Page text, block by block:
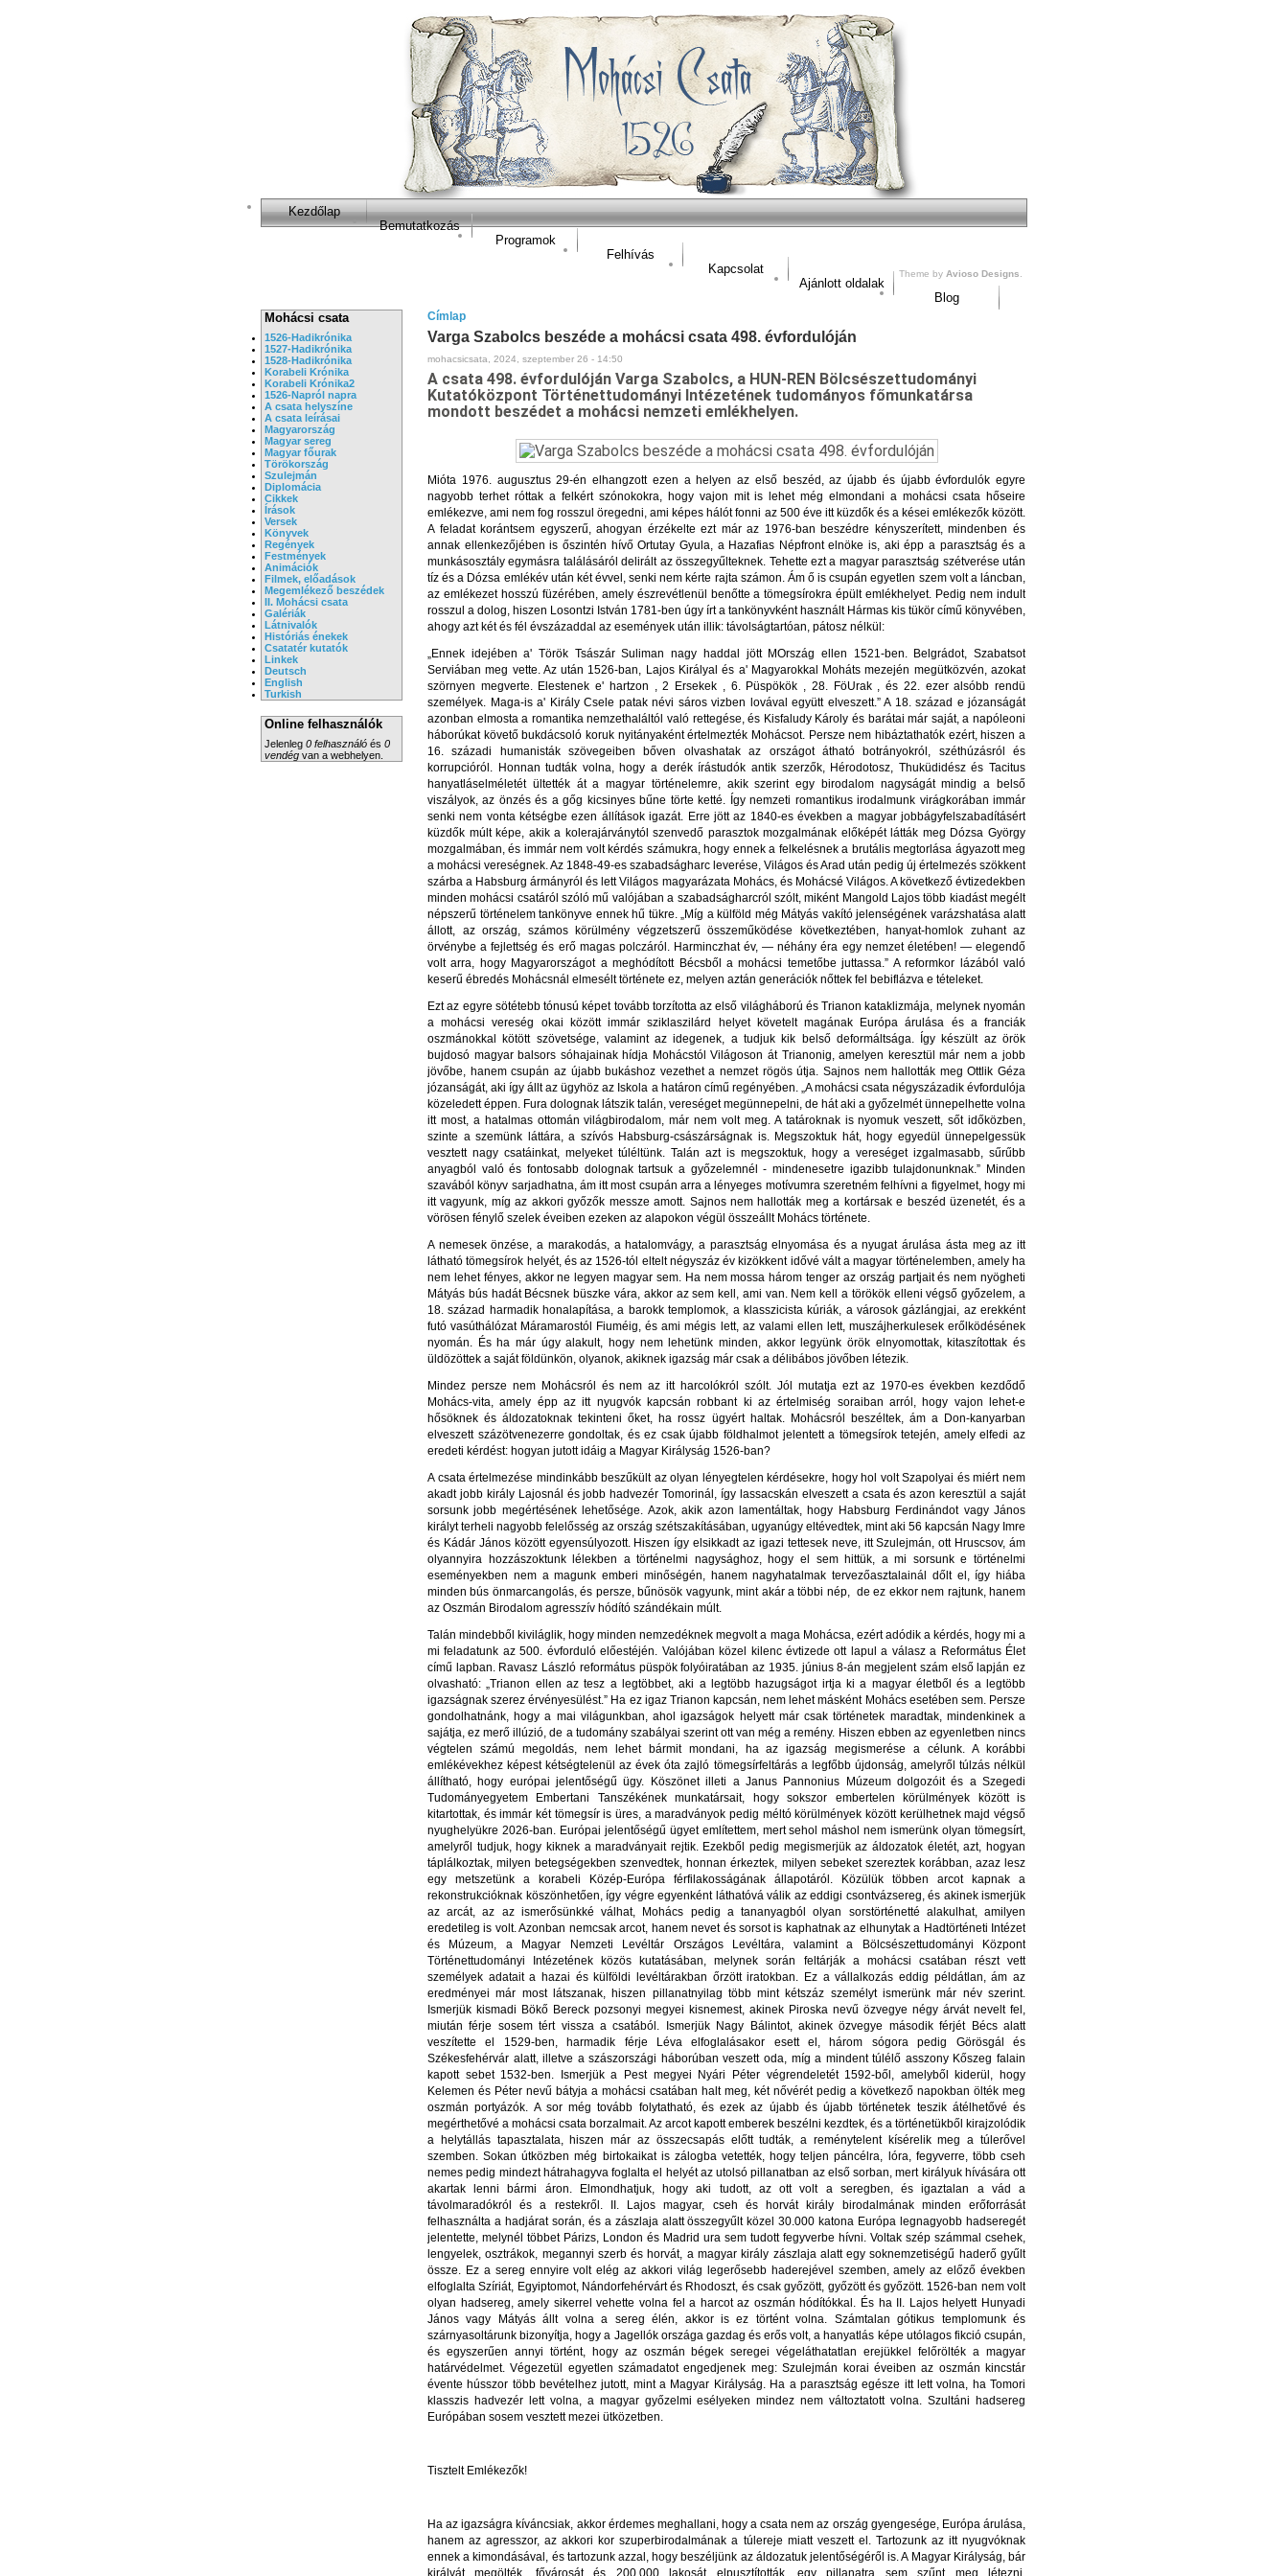
Kezdőlap
Bemutatkozás
Programok
Felhívás
Kapcsolat
Ajánlott oldalak
Blog
Mohácsi csata
1526-Hadikrónika
1527-Hadikrónika
1528-Hadikrónika
Korabeli Krónika
Korabeli Krónika2
1526-Napról napra
A csata helyszíne
A csata leírásai
Magyarország
Magyar sereg
Magyar főurak
Törökország
Szulejmán
Diplomácia
Cikkek
Írások
Versek
Könyvek
Regények
Festmények
Animációk
Filmek, előadások
Megemlékező beszédek
II. Mohácsi csata
Galériák
Látnivalók
Históriás énekek
Csatatér kutatók
Linkek
Deutsch
English
Turkish
Online felhasználók
Jelenleg 0 felhasználó és 0
vendég van a webhelyen.
Címlap
Varga Szabolcs beszéde a mohácsi csata 498. évfordulóján
mohacsicsata, 2024, szeptember 26 - 14:50
A csata 498. évfordulóján Varga Szabolcs, a HUN-REN Bölcsészettudományi
Kutatóközpont Történettudományi Intézetének tudományos főmunkatársa
mondott beszédet a mohácsi nemzeti emlékhelyen.
Mióta 1976. augusztus 29-én elhangzott ezen a helyen az első beszéd, az újabb és újabb évfordulók egyre
nagyobb terhet róttak a felkért szónokokra, hogy vajon mit is lehet még elmondani a mohácsi csata hőseire
emlékezve, ami nem fog rosszul öregedni, ami képes hálót fonni az 500 éve itt küzdők és a kései emlékezők között.
A feladat korántsem egyszerű, ahogyan érzékelte ezt már az 1976-ban beszédre kényszerített, mindenben és
annak ellenkezőjében is őszintén hívő Ortutay Gyula, a Hazafias Népfront elnöke is, aki épp a parasztság és a
munkásosztály egymásra találásáról delirált az összegyűlteknek. Tehette ezt a magyar parasztság szétverése után
tíz és a Dózsa emlékév után két évvel, senki nem kérte rajta számon. Ám ő is csupán egyetlen szem volt a láncban,
az emlékezet hosszú füzérében, amely észrevétlenül benőtte a tömegsírokra épült emlékhelyet. Pedig nem indult
rosszul a dolog, hiszen Losontzi István 1781-ben úgy írt a tankönyvként használt Hármas kis tükör című könyvében,
ahogy azt két és fél évszázaddal az események után illik: távolságtartóan, pátosz nélkül:
„Ennek idejében a' Török Tsászár Suliman nagy haddal jött MOrszág ellen 1521-ben. Belgrádot, Szabatsot
Serviában meg vette. Az után 1526-ban, Lajos Királyal és a' Magyarokkal Moháts mezején megütközvén, azokat
szörnyen megverte. Elestenek e' hartzon , 2 Ersekek , 6. Püspökök , 28. FöUrak , és 22. ezer alsóbb rendü
személyek. Maga-is a' Király Csele patak névi sáros vizben lovával együtt elveszett.” A 18. század e józanságát
azonban elmosta a romantika nemzethaláltól való rettegése, és Kisfaludy Károly és barátai már saját, a napóleoni
háborúkat követő bukdácsoló koruk nyitányaként értelmezték Mohácsot. Persze nem hibáztathatók ezért, hiszen a
16. századi humanisták szövegeiben bőven olvashatak az országot átható botrányokról, széthúzásról és
korrupcióról. Honnan tudták volna, hogy a derék írástudók antik szerzők, Hérodotosz, Thuküdidész és Tacitus
hanyatláselméletét ültették át a magyar történelemre, akik szerint egy birodalom nagyságát mindig a belső
viszályok, az önzés és a gőg kicsinyes bűne törte ketté. Így nemzeti romantikus irodalmunk virágkorában immár
senki nem vonta kétségbe ezen állítások igazát. Erre jött az 1840-es években a magyar jobbágyfelszabadításért
küzdők múlt képe, akik a kolerajárványtól szenvedő parasztok mozgalmának előképét látták meg Dózsa György
mozgalmában, és immár nem volt kérdés számukra, hogy ennek a felkelésnek a brutális megtorlása ágyazott meg
a mohácsi vereségnek. Az 1848-49-es szabadságharc leverése, Világos és Arad után pedig új értelmezés szökkent
szárba a Habsburg ármányról és lett Világos magyarázata Mohács, és Mohácsé Világos. A következő évtizedekben
minden mohácsi csatáról szóló mű valójában a szabadságharcról szólt, miként Mangold Lajos több kiadást megélt
népszerű történelem tankönyve ennek hű tükre. „Míg a külföld még Mátyás vakító jelenségének varázshatása alatt
állott, az ország, számos körülmény végzetszerű összeműködése következtében, hanyat-homlok zuhant az
örvénybe a fejlettség és erő magas polczáról. Harminczhat év, — néhány éra egy nemzet életében! — elegendő
volt arra, hogy Magyarországot a meghódított Bécsből a mohácsi temetőbe juttassa.” A reformkor lázából való
keserű ébredés Mohácsnál elmesélt története ez, melyen aztán generációk nőttek fel bebiflázva e tételeket.
Ezt az egyre sötétebb tónusú képet tovább torzította az első világháború és Trianon kataklizmája, melynek nyomán
a mohácsi vereség okai között immár sziklaszilárd helyet követelt magának Európa árulása és a franciák
oszmánokkal kötött szövetsége, valamint az idegenek, a tudjuk kik belső deformáltsága. Így készült az örök
bujdosó magyar balsors sóhajainak hídja Mohácstól Világoson át Trianonig, amelyen keresztül már nem a jobb
jövőbe, hanem csupán az újabb bukáshoz vezethet a nemzet rögös útja. Sajnos nem hallották meg Ottlik Géza
józanságát, aki így állt az ügyhöz az Iskola a határon című regényében. „A mohácsi csata négyszázadik évfordulója
közeledett éppen. Fura dolognak látszik talán, vereséget megünnepelni, de hát aki a győzelmét ünnepelhette volna
itt most, a hatalmas ottomán világbirodalom, már nem volt meg. A tatároknak is nyomuk veszett, sőt időközben,
szinte a szemünk láttára, a szívós Habsburg-császárságnak is. Megszoktuk hát, hogy egyedül ünnepelgessük
vesztett nagy csatáinkat, melyeket túléltünk. Talán azt is megszoktuk, hogy a vereséget izgalmasabb, sűrűbb
anyagból való és fontosabb dolognak tartsuk a győzelemnél - mindenesetre igazibb tulajdonunknak.” Minden
szavából könyv sarjadhatna, ám itt most csupán arra a lényeges motívumra szeretném felhívni a figyelmet, hogy mi
itt vagyunk, míg az akkori győzők messze amott. Sajnos nem hallották meg a kortársak e beszéd üzenetét, és a
vörösen fénylő szelek éveiben ezeken az alapokon végül összeállt Mohács története.
A nemesek önzése, a marakodás, a hatalomvágy, a parasztság elnyomása és a nyugat árulása ásta meg az itt
látható tömegsírok helyét, és az 1526-tól eltelt négyszáz év kizökkent idővé vált a magyar történelemben, amely ha
nem lehet fényes, akkor ne legyen magyar sem. Ha nem mossa három tenger az ország partjait és nem nyögheti
Mátyás bús hadát Bécsnek büszke vára, akkor az sem kell, ami van. Nem kell a törökök elleni végső győzelem, a
18. század harmadik honalapítása, a barokk templomok, a klasszicista kúriák, a városok gázlángjai, az erekként
futó vasúthálózat Máramarostól Fiuméig, és ami mégis lett, az valami ellen lett, muszájherkulesek erőlködésének
nyomán. És ha már úgy alakult, hogy nem lehetünk minden, akkor legyünk örök elnyomottak, kitaszítottak és
üldözöttek a saját földünkön, olyanok, akiknek igazság már csak a délibábos jövőben létezik.
Mindez persze nem Mohácsról és nem az itt harcolókról szólt. Jól mutatja ezt az 1970-es években kezdődő
Mohács-vita, amely épp az itt nyugvók kapcsán robbant ki az értelmiség soraiban arról, hogy vajon lehet-e
hősöknek és áldozatoknak tekinteni őket, ha rossz ügyért haltak. Mohácsról beszéltek, ám a Don-kanyarban
elveszett százötvenezerre gondoltak, és ez csak újabb földhalmot jelentett a tömegsírok tetején, amely elfedi az
eredeti kérdést: hogyan jutott idáig a Magyar Királyság 1526-ban?
A csata értelmezése mindinkább beszűkült az olyan lényegtelen kérdésekre, hogy hol volt Szapolyai és miért nem
akadt jobb király Lajosnál és jobb hadvezér Tomorinál, így lassacskán elveszett a csata és azon keresztül a saját
sorsunk jobb megértésének lehetősége. Azok, akik azon lamentáltak, hogy Habsburg Ferdinándot vagy János
királyt terheli nagyobb felelősség az ország szétszakításában, ugyanúgy eltévedtek, mint aki 56 kapcsán Nagy Imre
és Kádár János között egyensúlyozott. Hiszen így elsikkadt az igazi tettesek neve, itt Szulejmán, ott Hruscsov, ám
olyannyira hozzászoktunk lélekben a történelmi nagysághoz, hogy el sem hittük, a mi sorsunk e történelmi
eseményekben nem a magunk emberi minőségén, hanem nagyhatalmak tervezőasztalainál dőlt el, így hiába
minden bús önmarcangolás, és persze, bűnösök vagyunk, mint akár a többi nép, de ez ekkor nem rajtunk, hanem
az Oszmán Birodalom agresszív hódító szándékain múlt.
Talán mindebből kiviláglik, hogy minden nemzedéknek megvolt a maga Mohácsa, ezért adódik a kérdés, hogy mi a
mi feladatunk az 500. évforduló előestéjén. Valójában közel kilenc évtizede ott lapul a válasz a Református Élet
című lapban. Ravasz László református püspök folyóiratában az 1935. június 8-án megjelent szám első lapján ez
olvasható: „Trianon ellen az tesz a legtöbbet, aki a legtöbb hazugságot irtja ki a magyar életből és a legtöbb
igazságnak szerez érvényesülést.” Ha ez igaz Trianon kapcsán, nem lehet másként Mohács esetében sem. Persze
gondolhatnánk, hogy a mai világunkban, ahol igazságok helyett már csak történetek maradtak, mindenkinek a
sajátja, ez merő illúzió, de a tudomány szabályai szerint ott van még a remény. Hiszen ebben az egyenletben nincs
végtelen számú megoldás, nem lehet bármit mondani, ha az igazság megismerése a célunk. A korábbi
emlékévekhez képest kétségtelenül az évek óta zajló tömegsírfeltárás a legfőbb újdonság, amelyről túlzás nélkül
állítható, hogy európai jelentőségű ügy. Köszönet illeti a Janus Pannonius Múzeum dolgozóit és a Szegedi
Tudományegyetem Embertani Tanszékének munkatársait, hogy sokszor embertelen körülmények között is
kitartottak, és immár két tömegsír is üres, a maradványok pedig méltó körülmények között kerülhetnek majd végső
nyughelyükre 2026-ban. Európai jelentőségű ügyet említettem, mert sehol máshol nem ismerünk olyan tömegsírt,
amelyről tudjuk, hogy kiknek a maradványait rejtik. Ezekből pedig megismerjük az áldozatok életét, azt, hogyan
táplálkoztak, milyen betegségekben szenvedtek, honnan érkeztek, milyen sebeket szereztek korábban, azaz lesz
egy metszetünk a korabeli Közép-Európa férfilakosságának állapotáról. Közülük többen arcot kapnak a
rekonstrukcióknak köszönhetően, így végre egyenként láthatóvá válik az eddigi csontvázsereg, és akinek ismerjük
az arcát, az az ismerősünkké válhat, Mohács pedig a tananyagból olyan sorstörténetté alakulhat, amilyen
eredetileg is volt. Azonban nemcsak arcot, hanem nevet és sorsot is kaphatnak az elhunytak a Hadtörténeti Intézet
és Múzeum, a Magyar Nemzeti Levéltár Országos Levéltára, valamint a Bölcsészettudományi Központ
Történettudományi Intézetének közös kutatásában, melynek során feltárják a mohácsi csatában részt vett
személyek adatait a hazai és külföldi levéltárakban őrzött iratokban. Ez a vállalkozás eddig példátlan, ám az
eredményei már most látszanak, hiszen pillanatnyilag több mint kétszáz személyt ismerünk már név szerint.
Ismerjük kismadi Bökő Bereck pozsonyi megyei kisnemest, akinek Piroska nevű özvegye négy árvát nevelt fel,
miután férje sosem tért vissza a csatából. Ismerjük Nagy Bálintot, akinek özvegye második férjét Bécs alatt
veszítette el 1529-ben, harmadik férje Léva elfoglalásakor esett el, három sógora pedig Görösgál és
Székesfehérvár alatt, illetve a szászországi háborúban veszett oda, míg a mindent túlélő asszony Kőszeg falain
kapott sebet 1532-ben. Ismerjük a Pest megyei Nyári Péter végrendeletét 1592-ből, amelyből kiderül, hogy
Kelemen és Péter nevű bátyja a mohácsi csatában halt meg, két nővérét pedig a következő napokban ölték meg
oszmán portyázók. A sor még tovább folytatható, és ezek az újabb és újabb történetek teszik átélhetővé és
megérthetővé a mohácsi csata borzalmait. Az arcot kapott emberek beszélni kezdtek, és a történetükből kirajzolódik
a helytállás tapasztalata, hiszen már az összecsapás előtt tudták, a reménytelent kísérelik meg a túlerővel
szemben. Sokan útközben még birtokaikat is zálogba vetették, hogy teljen páncélra, lóra, fegyverre, több cseh
nemes pedig mindezt hátrahagyva foglalta el helyét az utolsó pillanatban az első sorban, mert királyuk hívására ott
akartak lenni bármi áron. Elmondhatjuk, hogy aki tudott, az ott volt a seregben, és igaztalan a vád a
távolmaradókról és a restekről. II. Lajos magyar, cseh és horvát király birodalmának minden erőforrását
felhasználta a hadjárat során, és a zászlaja alatt összegyűlt közel 30.000 katona Európa legnagyobb hadseregét
jelentette, melynél többet Párizs, London és Madrid ura sem tudott fegyverbe hívni. Voltak szép számmal csehek,
lengyelek, osztrákok, megannyi szerb és horvát, a magyar király zászlaja alatt egy soknemzetiségű haderő gyűlt
össze. Ez a sereg ennyire volt elég az akkori világ legerősebb haderejével szemben, amely az előző években
elfoglalta Szíriát, Egyiptomot, Nándorfehérvárt és Rhodoszt, és csak győzött, győzött és győzött. 1526-ban nem volt
olyan hadsereg, amely sikerrel vehette volna fel a harcot az oszmán hódítókkal. És ha II. Lajos helyett Hunyadi
János vagy Mátyás állt volna a sereg élén, akkor is ez történt volna. Számtalan gótikus templomunk és
szárnyasoltárunk bizonyítja, hogy a Jagellók országa gazdag és erős volt, a hanyatlás képe utólagos fikció csupán,
és egyszerűen annyi történt, hogy az oszmán bégek seregei végeláthatatlan erejükkel felőrölték a magyar
határvédelmet. Végezetül egyetlen számadatot engedjenek meg: Szulejmán korai éveiben az oszmán kincstár
évente hússzor több bevételhez jutott, mint a Magyar Királyság. Ha a parasztság egésze itt lett volna, ha Tomori
klasszis hadvezér lett volna, a magyar győzelmi esélyeken mindez nem változtatott volna. Szultáni hadsereg
Európában sosem vesztett mezei ütközetben.
Tisztelt Emlékezők!
Ha az igazságra kíváncsiak, akkor érdemes meghallani, hogy a csata nem az ország gyengesége, Európa árulása,
hanem az agresszor, az akkori kor szuperbirodalmának a túlereje miatt veszett el. Tartozunk az itt nyugvóknak
ennek a kimondásával, és tartozunk azzal, hogy beszéljünk az áldozatuk jelentőségéről is. A Magyar Királyság, bár
királyát megölték, fővárosát és 200.000 lakosát elpusztították, egy pillanatra sem szűnt meg létezni.
Theme by Avioso Designs